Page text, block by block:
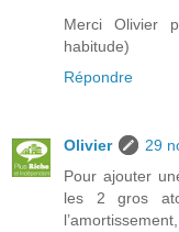
Merci Olivier
habitude)
Répondre
Olivier
29
Pour ajouter
les 2 gros